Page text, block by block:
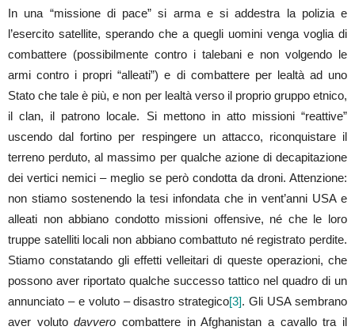
In una “missione di pace” si arma e si addestra la polizia e
l’esercito satellite, sperando che a quegli uomini venga voglia di
combattere (possibilmente contro i talebani e non volgendo le
armi contro i propri “alleati”) e di combattere per lealtà ad uno
Stato che tale è più, e non per lealtà verso il proprio gruppo etnico,
il clan, il patrono locale. Si mettono in atto missioni “reattive”
uscendo dal fortino per respingere un attacco, riconquistare il
terreno perduto, al massimo per qualche azione di decapitazione
dei vertici nemici – meglio se però condotta da droni. Attenzione:
non stiamo sostenendo la tesi infondata che in vent’anni USA e
alleati non abbiano condotto missioni offensive, né che le loro
truppe satelliti locali non abbiano combattuto né registrato perdite.
Stiamo constatando gli effetti velleitari di queste operazioni, che
possono aver riportato qualche successo tattico nel quadro di un
annunciato – e voluto – disastro strategico[3]. Gli USA sembrano
aver volutodavvero combattere in Afghanistan a cavallo tra il